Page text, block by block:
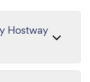
Hostway